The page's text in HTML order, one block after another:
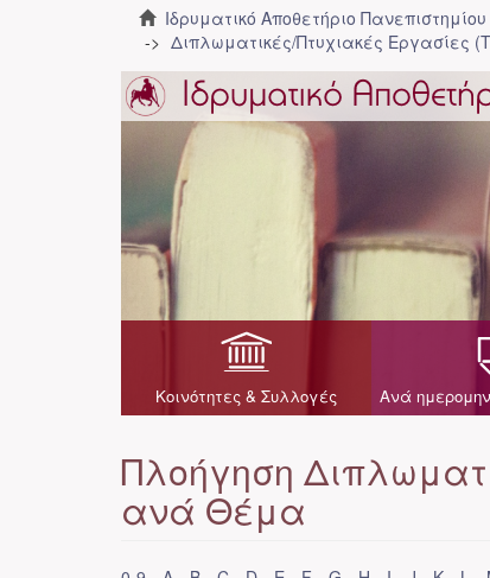
Ιδρυματικό Αποθετήριο
Διπλωματικές/Πτυχιακές Εργασίες
Κοινότητες & Συλλογές Ανά
Πλοήγηση
ανά Θέμα